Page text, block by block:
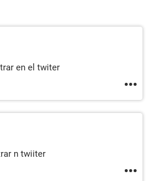
en el twiter
n twiiter